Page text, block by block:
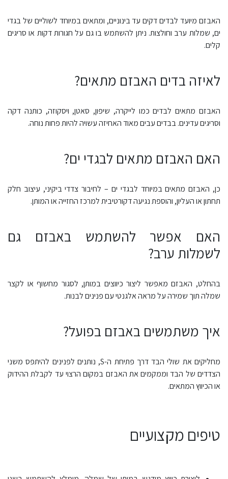
האבזם מיועד לבדים דקים עד בינוניים, ומתאים במיוחד לשוליים של בגדי
ים, שמלות ערב וחולצות. ניתן להשתמש בו גם על חגורות דקות או סריגים
קלים.
לאיזה בדים האבזם מתאים?
האבזם מתאים לבדים כמו לייקרה, שיפון, סאטן, ויסקוזה, כותנה דקה
וסריגים עדינים. בבדים עבים מאוד האחיזה עשויה להיות פחות נוחה.
האם האבזם מתאים לבגדי ים?
כן, האבזם מתאים במיוחד לבגדי ים – לחיבור צדדי ביקיני, עיצוב חלק
תחתון או העליון, והוספת נגיעה דקורטיבית למרכז החזייה או המותן.
האם אפשר להשתמש באבזם גם
לשמלות ערב?
בהחלט, האבזם מאפשר ליצור כיווצים במותן, לסגור מחשוף או לקצר
שמלה תוך שמירה על מראה אלגנטי עם פנינים לבנות.
איך משתמשים באבזם בפועל?
מחליקים את שולי הבד דרך פתיחת ה-S, נותנים לפנינים להיתפס משני
הצדדים של הבד וממקמים את האבזם במקום הרצוי עד לקבלת ההידוק
או הכיווץ המתאים.
טיפים מקצועיים